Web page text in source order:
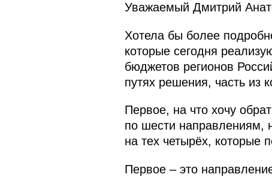
Уважаемый Дмитрий
Хотела бы более
которые сегодня
бюджетов регионов
путях решения, часть из
Первое, на что хочу
по шести направлениям,
на тех четырёх,
Первое – это